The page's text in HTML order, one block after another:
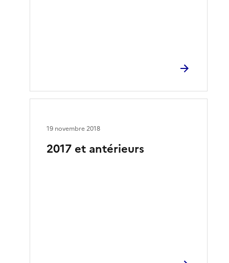
2017 et antérieurs
19 novembre 2018